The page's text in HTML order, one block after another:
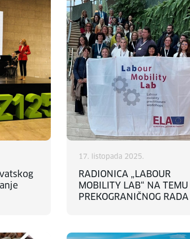
17. listopada 2025.
RADIONICA „LABOUR
MOBILITY LAB“ NA TEMU
PREKOGRANIČNOG RADA